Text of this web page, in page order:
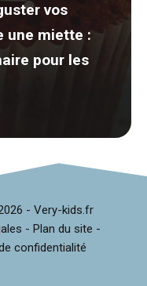
vos
une miette :
pour les
- Very-kids.fr
- Plan du site -
confidentialité